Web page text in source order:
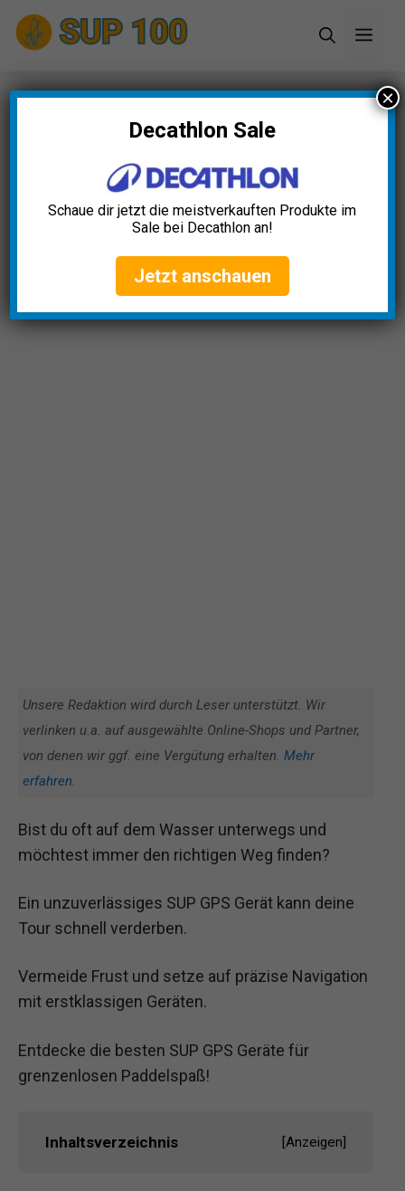
Zum
Inhalt
Startseite»Blog»SUP GPS Gerät Test: Die 5
besten (Bestenliste)
SUP GPS Gerät Test: Die 5
besten (Bestenliste)
Alexander Schumacher April 3, 2025
Unsere Redaktion wird durch Leser unterstützt. Wir
verlinken u.a. auf ausgewählte Online-Shops und Partner,
von denen wir ggf. eine Vergütung erhalten. Mehr
erfahren.
Bist du oft auf dem Wasser unterwegs und
möchtest immer den richtigen Weg finden?
Ein unzuverlässiges SUP GPS Gerät kann deine
Tour schnell verderben.
Vermeide Frust und setze auf präzise Navigation
mit erstklassigen Geräten.
Entdecke die besten SUP GPS Geräte für
grenzenlosen Paddelspaß!
Inhaltsverzeichnis [Anzeigen]
Decathlon Sale
Schaue dir jetzt die meistverkauften Produkte im
Sale bei Decathlon an!
Jetzt anschauen
×